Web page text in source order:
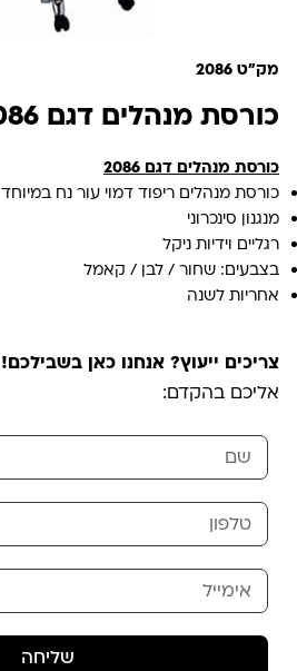
מק"ט 2086
כורסת מנהלים דגם 2086
כורסת מנהלים דגם 2086
כורסת מנהלים ריפוד דמוי עור נח במיוחד
מנגנון סינכרוני
רגליים וידיות ניקל
בצבעים: שחור / לבן / קאמל
אחריות לשנה
צריכים ייעוץ? אנחנו כאן בשבילכם!
אליכם בהקדם:
שליחה